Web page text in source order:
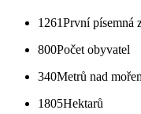
1261První písemná
800Počet obyvatel
340Metrů nad
1805Hektarů